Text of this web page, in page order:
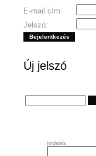
E-mail cím:
Jelszó:
Új jelszó
hirdetés